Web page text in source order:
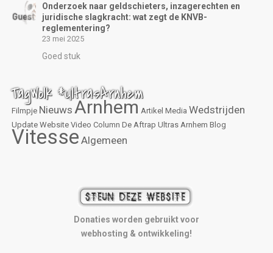
Onderzoek naar geldschieters, inzagerechten en
juridische slagkracht: wat zegt de KNVB-
reglementering?
23 mei 2025
Goed stuk
TagWolk #UltrasArnhem
Filmpje Nieuws Arnhem Artikel Media Wedstrijden
Update Website Video Column De Aftrap Ultras Arnhem Blog
Vitesse Algemeen
Donaties worden gebruikt voor
webhosting & ontwikkeling!